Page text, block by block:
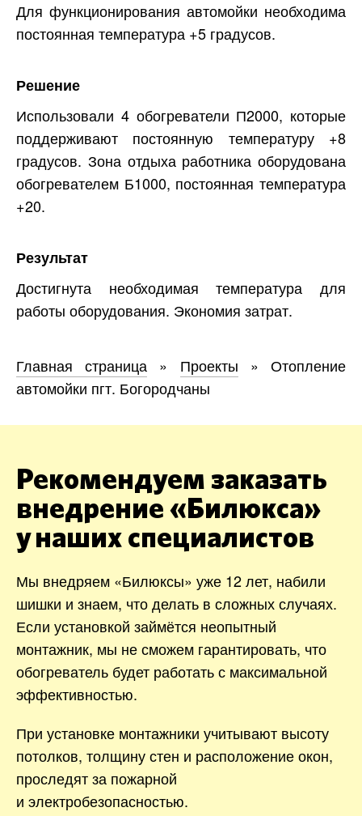
Для функционирования автомойки необходима
постоянная температура +5 градусов.
Решение
Использовали 4 обогреватели П2000, которые
поддерживают постоянную температуру +8
градусов. Зона отдыха работника оборудована
обогревателем Б1000, постоянная температура
+20.
Результат
Достигнута необходимая температура для
работы оборудования. Экономия затрат.
Главная страница » Проекты »Отопление
автомойки пгт. Богородчаны
Рекомендуем заказать
внедрение «Билюкса»
у наших специалистов
Мы внедряем «Билюксы» уже 12 лет, набили
шишки и знаем, что делать в сложных случаях.
Если установкой займётся неопытный
монтажник, мы не сможем гарантировать, что
обогреватель будет работать с максимальной
эффективностью.
При установке монтажники учитывают высоту
потолков, толщину стен и расположение окон,
проследят за пожарной
и электробезопасностью.